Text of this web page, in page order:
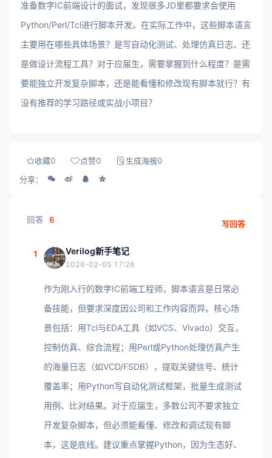
准备数字IC前端设计的面试，发现很多JD里都要求会使用
Python/Perl/Tcl进行脚本开发。在实际工作中，这些脚本语言
主要用在哪些具体场景？是写自动化测试、处理仿真日志、还
是做设计流程工具？对于应届生，需要掌握到什么程度？是需
要能独立开发复杂脚本，还是能看懂和修改现有脚本就行？有
没有推荐的学习路径或实战小项目？
收藏0 点赞0 生成海报0
分享：
回答 6 写回答
1 Verilog新手笔记
2026-02-05 17:26
作为刚入行的数字IC前端工程师，脚本语言是日常必
备技能，但要求深度因公司和工作内容而异。核心场
景包括：用Tcl与EDA工具（如VCS、Vivado）交互，
控制仿真、综合流程；用Perl或Python处理仿真产生
的海量日志（如VCD/FSDB），提取关键信号、统计
覆盖率；用Python写自动化测试框架，批量生成测试
用例、比对结果。对于应届生，多数公司不要求独立
开发复杂脚本，但必须能看懂、修改和调试现有脚
本，这是底线。建议重点掌握Python，因为生态好、